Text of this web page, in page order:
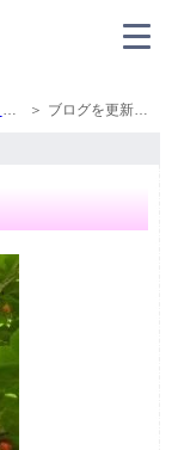
ブログを更新しました （ミザクラ）